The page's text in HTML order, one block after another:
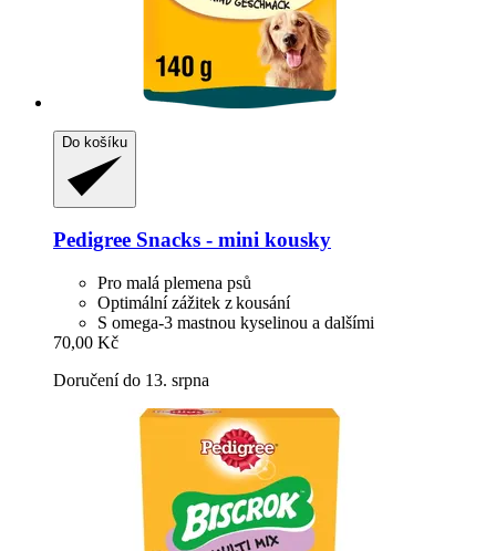
Do košíku
Pedigree Snacks -​ mini kousky
Pro malá plemena psů
Optimální zážitek z kousání
S omega-3 mastnou kyselinou a dalšími
70,00 Kč
Doručení do 13. srpna